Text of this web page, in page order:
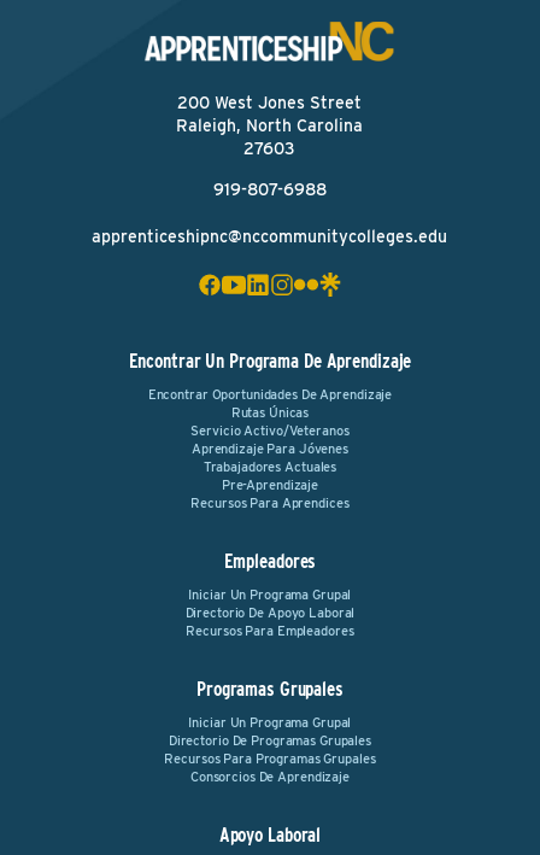
200 West Jones Street
Raleigh, North Carolina
27603
919-807-6988
apprenticeshipnc@nccommunitycolleges.edu
Encontrar Un Programa De Aprendizaje
Encontrar Oportunidades De Aprendizaje
Rutas Únicas
Servicio Activo/Veteranos
Aprendizaje Para Jóvenes
Trabajadores Actuales
Pre-Aprendizaje
Recursos Para Aprendices
Empleadores
Iniciar Un Programa Grupal
Directorio De Apoyo Laboral
Recursos Para Empleadores
Programas Grupales
Iniciar Un Programa Grupal
Directorio De Programas Grupales
Recursos Para Programas Grupales
Consorcios De Aprendizaje
Apoyo Laboral